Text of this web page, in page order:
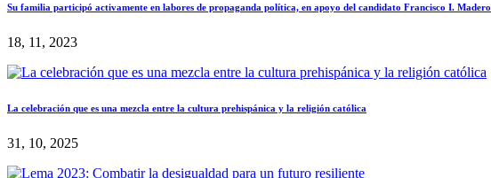
Su familia participó activamente en labores de propaganda política, en apoyo del candidato Francisco I. Madero
18, 11, 2023
La celebración que es una mezcla entre la cultura prehispánica y la religión católica
31, 10, 2025